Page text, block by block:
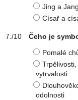
Jing a Jang
Císař a
Čeho je
Pomalé
vytrvalosti
odolnosti